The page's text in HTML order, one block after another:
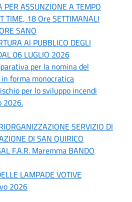
PER ASSUNZIONE A TEMPO
TIME, 18 Ore SETTIMANALI
SANO
Al PUBBLICO DEGLI
06 LUGLIO 2026
per la nomina del
forma monocratica
per lo sviluppo incendi
2026.
SERVIZIO DI
DI SAN QUIRICO
F.A.R. Maremma BANDO
LAMPADE VOTIVE
2026